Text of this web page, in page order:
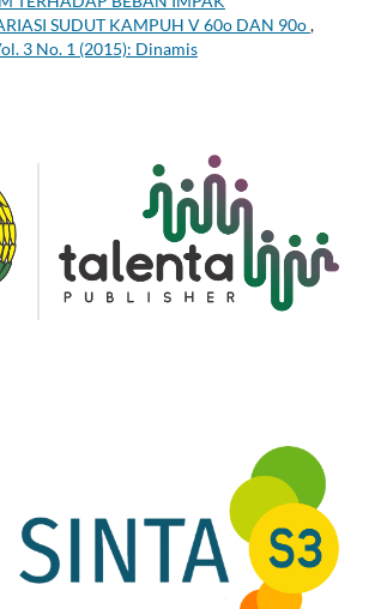
SUDUT KAMPUH V 60o DAN 90o,
3 No. 1 (2015): Dinamis